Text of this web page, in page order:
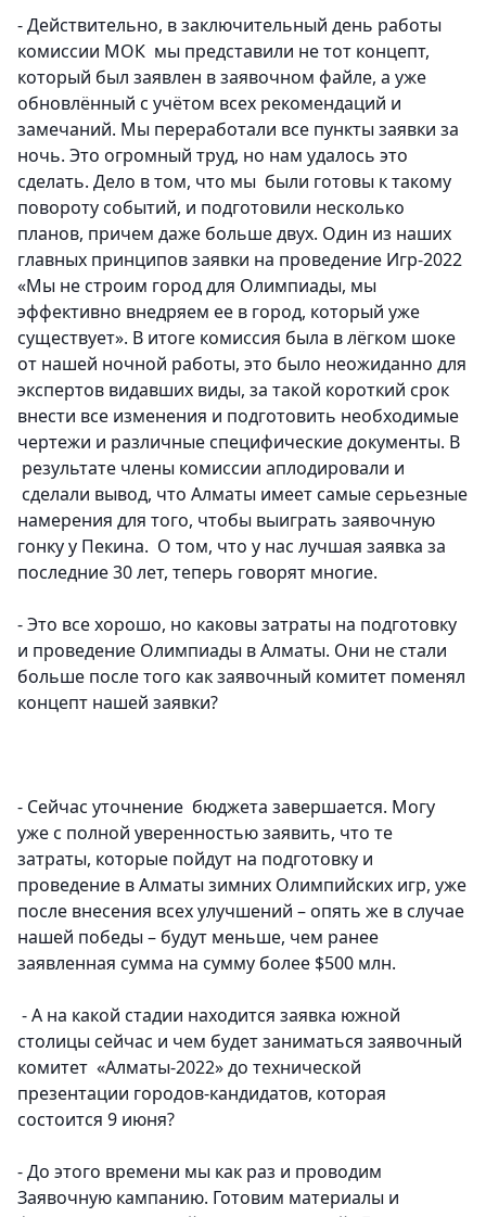
- Действительно, в заключительный день работы
комиссии МОК мы представили не тот концепт,
который был заявлен в заявочном файле, а уже
обновлённый с учётом всех рекомендаций и
замечаний. Мы переработали все пункты заявки за
ночь. Это огромный труд, но нам удалось это
сделать. Дело в том, что мы были готовы к такому
повороту событий, и подготовили несколько
планов, причем даже больше двух. Один из наших
главных принципов заявки на проведение Игр-2022
«Мы не строим город для Олимпиады, мы
эффективно внедряем ее в город, который уже
существует». В итоге комиссия была в лёгком шоке
от нашей ночной работы, это было неожиданно для
экспертов видавших виды, за такой короткий срок
внести все изменения и подготовить необходимые
чертежи и различные специфические документы. В
результате члены комиссии аплодировали и
сделали вывод, что Алматы имеет самые серьезные
намерения для того, чтобы выиграть заявочную
гонку у Пекина. О том, что у нас лучшая заявка за
последние 30 лет, теперь говорят многие.
- Это все хорошо, но каковы затраты на подготовку
и проведение Олимпиады в Алматы. Они не стали
больше после того как заявочный комитет поменял
концепт нашей заявки?
- Сейчас уточнение бюджета завершается. Могу
уже с полной уверенностью заявить, что те
затраты, которые пойдут на подготовку и
проведение в Алматы зимних Олимпийских игр, уже
после внесения всех улучшений – опять же в случае
нашей победы – будут меньше, чем ранее
заявленная сумма на сумму более $500 млн.
- А на какой стадии находится заявка южной
столицы сейчас и чем будет заниматься заявочный
комитет «Алматы-2022» до технической
презентации городов-кандидатов, которая
состоится 9 июня?
- До этого времени мы как раз и проводим
Заявочную кампанию. Готовим материалы и